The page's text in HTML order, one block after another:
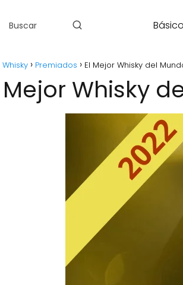
Premiados El Mejor Whisky del
Mejor Whisky